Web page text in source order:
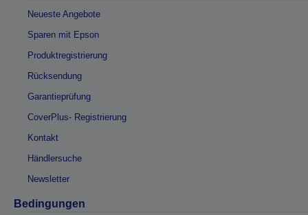
Neueste Angebote
Sparen mit Epson
Produktregistrierung
Rücksendung
Garantieprüfung
CoverPlus- Registrierung
Kontakt
Händlersuche
Newsletter
Bedingungen